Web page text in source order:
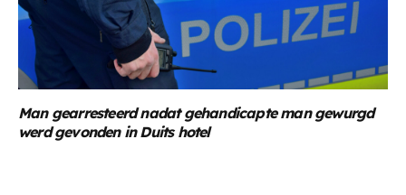
Man gearresteerd nadat gehandicapte man gewurgd
werd gevonden in Duits hotel